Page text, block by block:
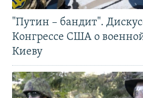
"Путин – бандит".
Конгрессе США о
Киеву